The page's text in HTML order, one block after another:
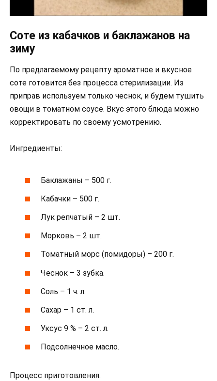
Соте из кабачков и баклажанов на
зиму
По предлагаемому рецепту ароматное и вкусное
соте готовится без процесса стерилизации. Из
приправ используем только чеснок, и будем тушить
овощи в томатном соусе. Вкус этого блюда можно
корректировать по своему усмотрению.
Ингредиенты:
Баклажаны – 500 г.
Кабачки – 500 г.
Лук репчатый – 2 шт.
Морковь – 2 шт.
Томатный морс (помидоры) – 200 г.
Чеснок – 3 зубка.
Соль – 1 ч. л.
Сахар – 1 ст. л.
Уксус 9 % – 2 ст. л.
Подсолнечное масло.
Процесс приготовления: